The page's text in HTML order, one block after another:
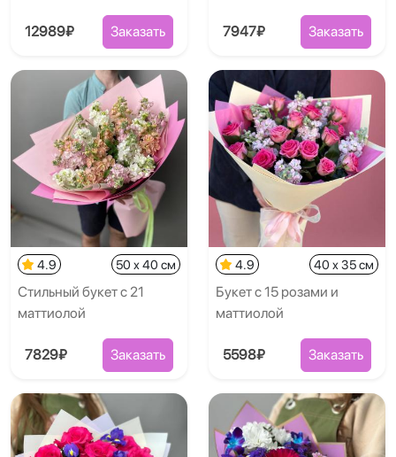
12989₽ Заказать 7947₽ Заказать
4.9 50 x 40 см
Стильный букет с 21
маттиолой
7829₽ Заказать
4.9 40 x 35 см
Букет с 15 розами и
маттиолой
5598₽ Заказать